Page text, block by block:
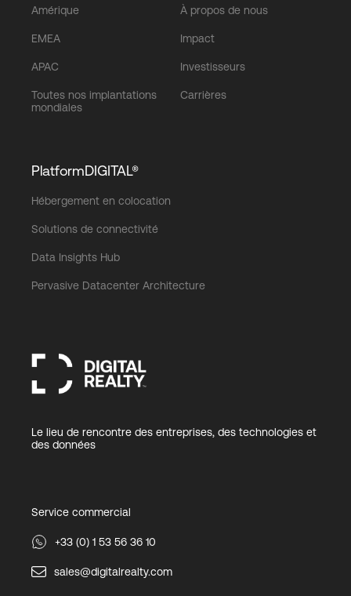
Amérique
EMEA
APAC
Toutes nos implantations
mondiales
À propos de nous
Impact
Investisseurs
Carrières
PlatformDIGITAL®
Hébergement en colocation
Solutions de connectivité
Data Insights Hub
Pervasive Datacenter Architecture
Le lieu de rencontre des entreprises, des technologies et
des données
Service commercial
+33 (0) 1 53 56 36 10
sales@digitalrealty.com